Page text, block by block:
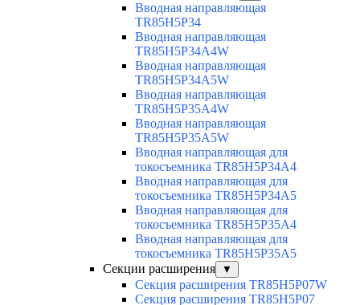
Вводная направляющая
TR85H5P34
Вводная направляющая
TR85H5P34A4W
Вводная направляющая
TR85H5P34A5W
Вводная направляющая
TR85H5P35A4W
Вводная направляющая
TR85H5P35A5W
Вводная направляющая для
токосъемника TR85H5P34A4
Вводная направляющая для
токосъемника TR85H5P34A5
Вводная направляющая для
токосъемника TR85H5P35A4
Вводная направляющая для
токосъемника TR85H5P35A5
Секции расширения
▼
Секция расширения TR85H5P07W
Секция расширения TR85H5P07